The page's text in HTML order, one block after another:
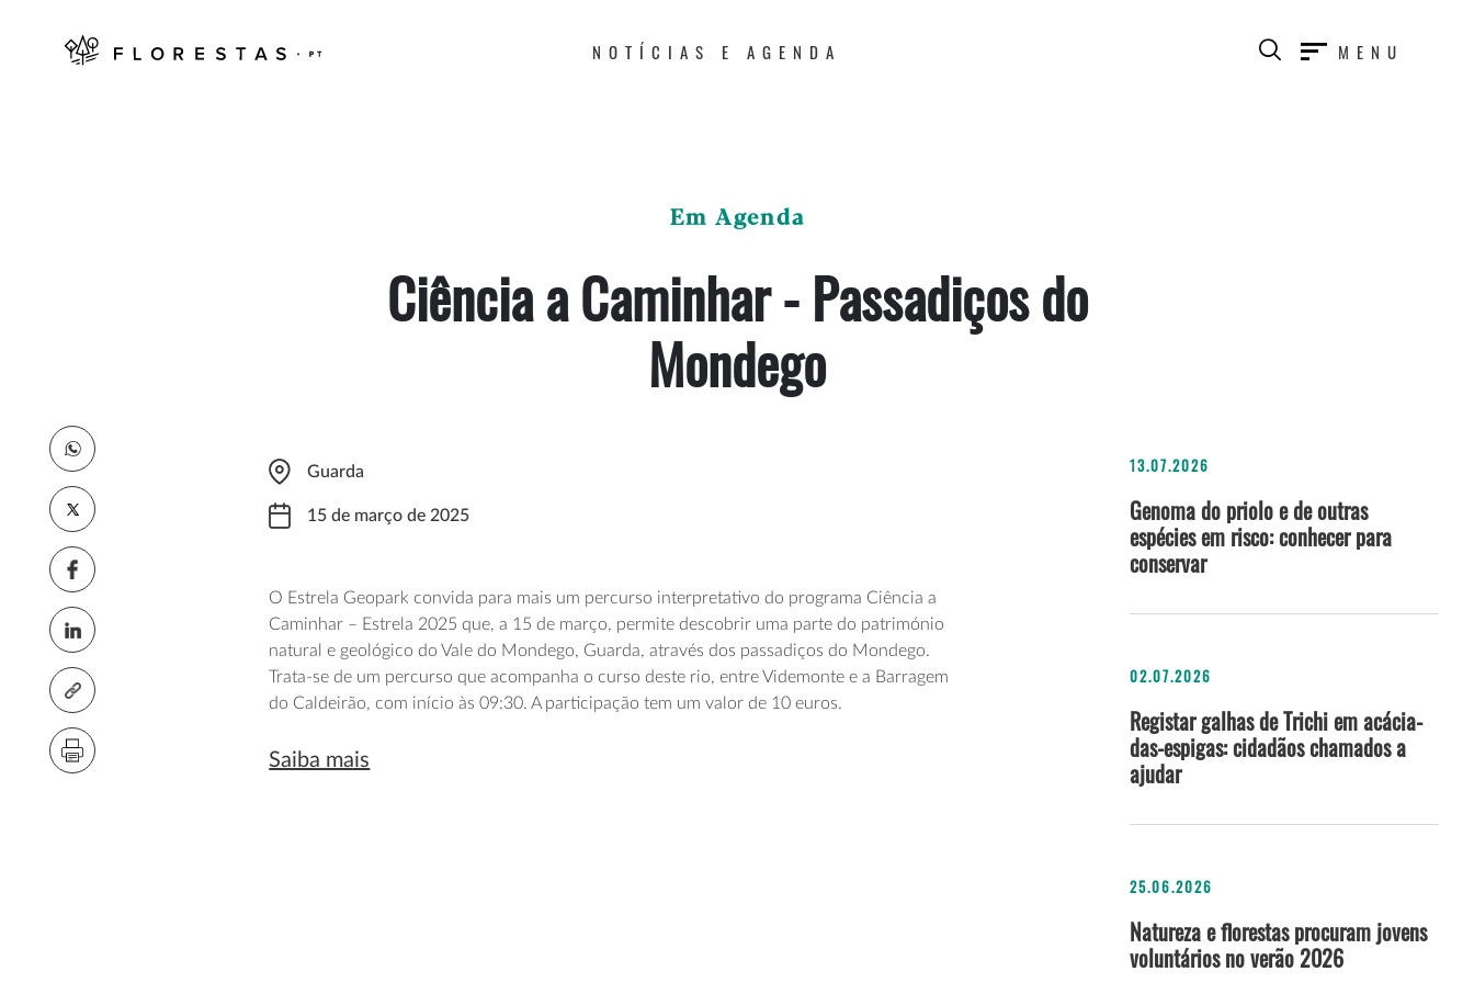
NOTÍCIAS E AGENDA MENU
Em Agenda
Ciência a Caminhar - Passadiços do
Mondego
Guarda
15 de março de 2025
O Estrela Geopark convida para mais um percurso interpretativo do programa Ciência a
Caminhar – Estrela 2025 que, a 15 de março, permite descobrir uma parte do património
natural e geológico do Vale do Mondego, Guarda, através dos passadiços do Mondego.
Trata-se de um percurso que acompanha o curso deste rio, entre Videmonte e a Barragem
do Caldeirão, com início às 09:30. A participação tem um valor de 10 euros.
Saiba mais
13.07.2026
Genoma do priolo e de outras
espécies em risco: conhecer para
conservar
02.07.2026
Registar galhas de Trichi em acácia-
das-espigas: cidadãos chamados a
ajudar
25.06.2026
Natureza e florestas procuram jovens
voluntários no verão 2026